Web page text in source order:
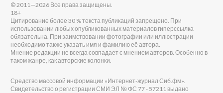
© 2011—2026 Все права защищены.
18+
Цитирование более 30 % текста публикаций запрещено. При
использовании любых опубликованных материалов гиперссылка
обязательна. При заимствовании фотографии или иллюстрации
необходимо также указать имя и фамилию её автора.
Мнение редакции не всегда совпадает с мнением авторов. Особенно в
таком жанре, как авторские колонки.
Средство массовой информации «Интернет-журнал Сиб.фм».
Свидетельство о регистрации СМИ ЭЛ № ФС 77 - 57211 выдано